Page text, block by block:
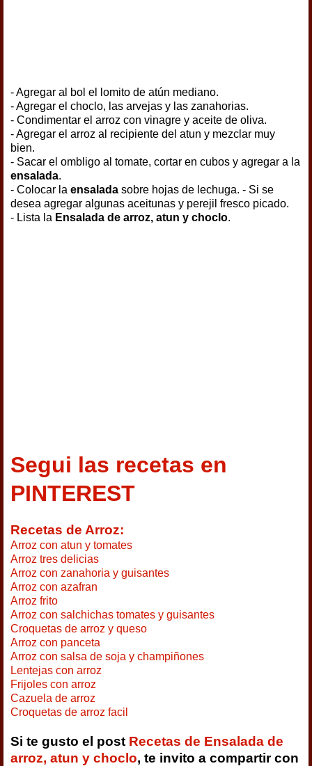
- Agregar al bol el lomito de atún mediano.
- Agregar el choclo, las arvejas y las zanahorias.
- Condimentar el arroz con vinagre y aceite de oliva.
- Agregar el arroz al recipiente del atun y mezclar muy
bien.
- Sacar el ombligo al tomate, cortar en cubos y agregar a la
ensalada.
- Colocar la ensalada sobre hojas de lechuga. - Si se
desea agregar algunas aceitunas y perejil fresco picado.
- Lista la Ensalada de arroz, atun y choclo.
Segui las recetas en
PINTEREST
Recetas de Arroz:
Arroz con atun y tomates
Arroz tres delicias
Arroz con zanahoria y guisantes
Arroz con azafran
Arroz frito
Arroz con salchichas tomates y guisantes
Croquetas de arroz y queso
Arroz con panceta
Arroz con salsa de soja y champiñones
Lentejas con arroz
Frijoles con arroz
Cazuela de arroz
Croquetas de arroz facil
Si te gusto el post Recetas de Ensalada de
arroz, atun y choclo, te invito a compartir con